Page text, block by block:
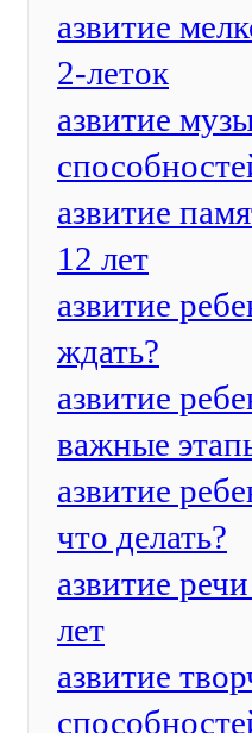
азвитие
2-леток
азвитие
азвитие
12 лет
азвитие
ждать?
азвитие
важные
азвитие
что делать?
азвитие
лет
азвитие